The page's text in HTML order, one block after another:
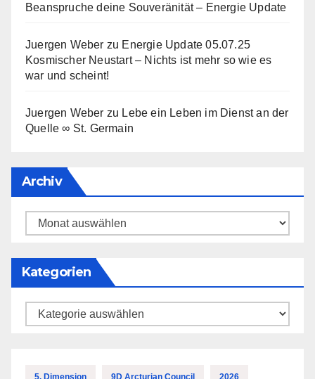
Beanspruche deine Souveränität – Energie Update
Juergen Weber zu Energie Update 05.07.25
Kosmischer Neustart – Nichts ist mehr so wie es
war und scheint!
Juergen Weber zu Lebe ein Leben im Dienst an der
Quelle ∞ St. Germain
Archiv
Archiv
Kategorien
Kategorien